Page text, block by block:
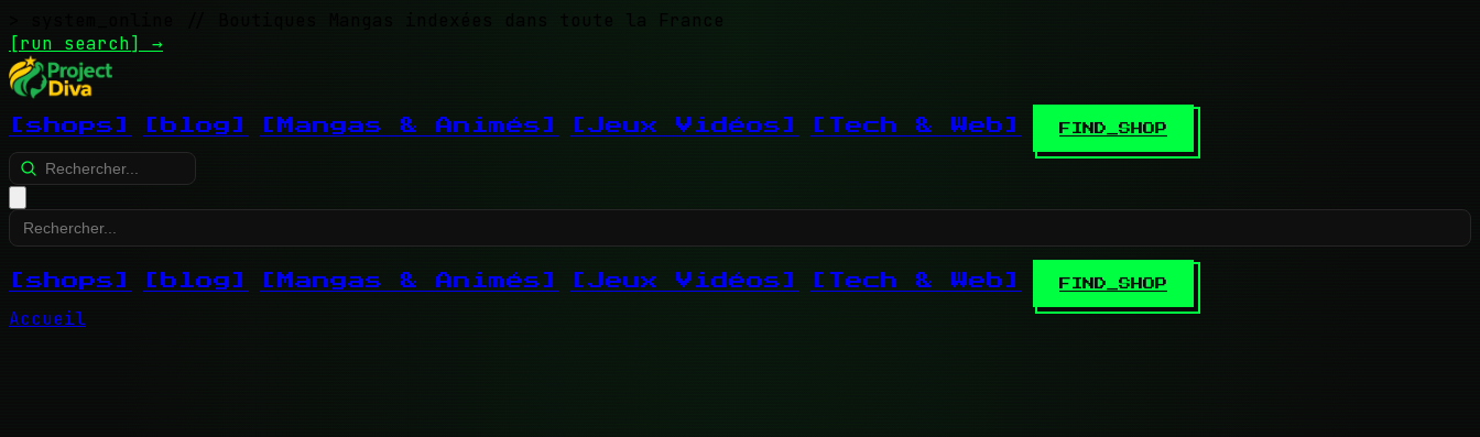
// Boutiques Mangas indexées dans toute la France
[run search] →
[shops] [blog] [Mangas & Animés] [Jeux Vidéos] [Tech & Web] FIND_SHOP
[shops] [blog] [Mangas & Animés] [Jeux Vidéos] [Tech & Web] FIND_SHOP
Accueil